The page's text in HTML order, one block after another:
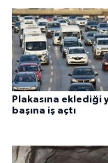
Plakasına eklediği
başına iş açtı